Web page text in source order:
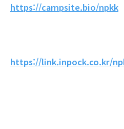
https://campsite.bio/npkk
https://link.inpock.co.kr/